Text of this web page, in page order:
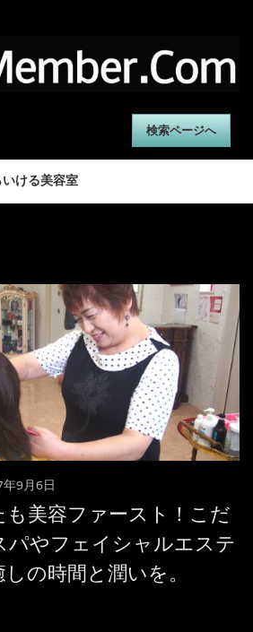
検索ページへ
ける美容室
年9月6日
美容ファースト！こだ
パやフェイシャルエステ
の時間と潤いを。